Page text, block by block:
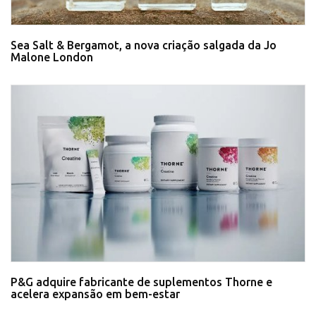
Sea Salt & Bergamot, a nova criação salgada da Jo
Malone London
P&G adquire fabricante de suplementos Thorne e
acelera expansão em bem-estar